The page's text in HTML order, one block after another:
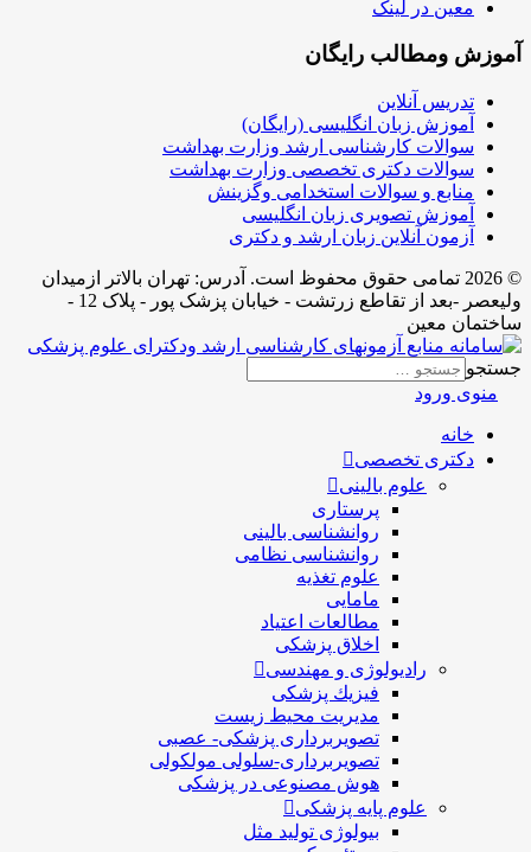
معین در لینک
آموزش ومطالب رایگان
تدریس آنلاین
آموزش زبان انگلیسی (رایگان)
سوالات کارشناسی ارشد وزارت بهداشت
سوالات دکتری تخصصی وزارت بهداشت
منابع و سوالات استخدامی وگزینش
آموزش تصویری زبان انگلیسی
آزمون آنلاین زبان ارشد و دکتری
© 2026 تمامی حقوق محفوظ است. آدرس:‌ تهران بالاتر ازمیدان
ولیعصر -بعد از تقاطع زرتشت - خیابان پزشک پور - پلاک 12 -
ساختمان معین
جستجو
منوی ورود
خانه
دکتری تخصصی
علوم بالینی
پرستاری
روانشناسی بالینی
روانشناسی نظامی
علوم تغذیه
مامایی
مطالعات اعتیاد
اخلاق پزشکی
رادیولوژی و مهندسی
فيزيك پزشکی
مدیریت محیط زیست
تصویربرداری پزشکی- عصبی
تصویربرداری-سلولی مولکولی
هوش مصنوعی در پزشکی
علوم پایه پزشکی
بیولوژی تولید مثل